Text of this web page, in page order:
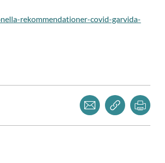
rekommendationer-covid-garvida-
Dela via mejlKopiera länk